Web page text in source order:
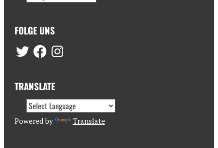
FOLGE UNS
TRANSLATE
Powered by Translate